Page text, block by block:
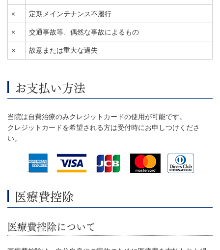
× 定期メインテナンス不履行
× 交通事故等、偶然な事故によるもの
× 故意または重大な過失
お支払い方法
当院は自費治療のみクレジットカードの使用が可能です。
クレジットカードを希望される方は受付時にお申しつけくださ
い。
医療費控除
医療費控除について